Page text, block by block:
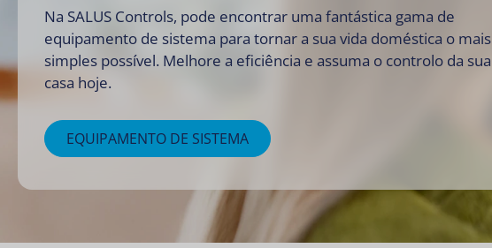
Na SALUS Controls, pode encontrar uma fantástica gama de
equipamento de sistema para tornar a sua vida doméstica o mais
simples possível. Melhore a eficiência e assuma o controlo da sua
casa hoje.
EQUIPAMENTO DE SISTEMA